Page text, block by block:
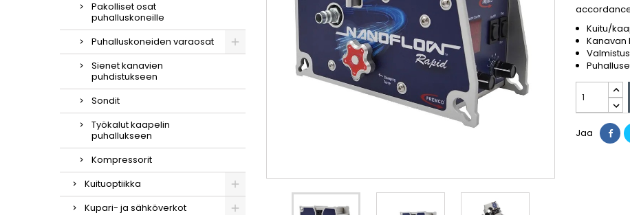
Pakolliset osat
puhalluskoneille
Puhalluskoneiden varaosat
Sienet kanavien
puhdistukseen
Sondit
Työkalut kaapelin
puhallukseen
Kompressorit
Kuituoptiikka
Kupari- ja sähköverkot
Kuitu/
Kanavan
Jaa